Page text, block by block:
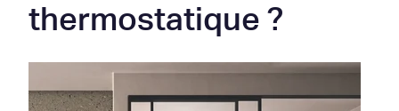
thermostatique ?